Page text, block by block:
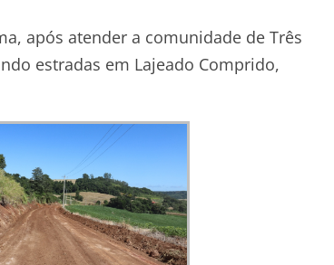
após atender a comunidade de Três
estradas em Lajeado Comprido,